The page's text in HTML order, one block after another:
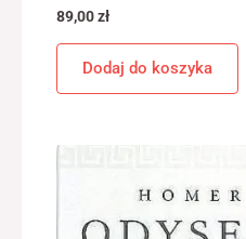
89,00zł
Dodaj do koszyka